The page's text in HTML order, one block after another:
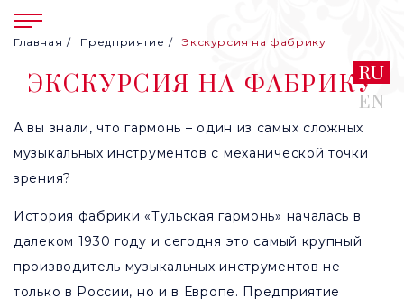
RU
EN
Главная Предприятие Экскурсия на фабрику
ЭКСКУРСИЯ НА ФАБРИКУ
А вы знали, что гармонь – один из самых сложных
музыкальных инструментов с механической точки
зрения?
История фабрики «Тульская гармонь» началась в
далеком 1930 году и сегодня это самый крупный
производитель музыкальных инструментов не
только в России, но и в Европе. Предприятие